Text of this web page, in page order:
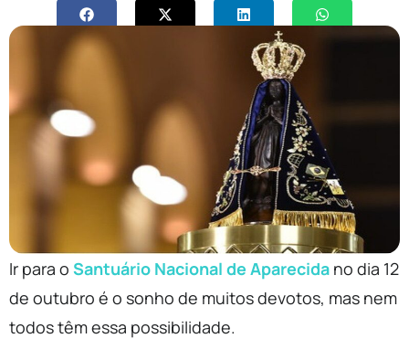
Ir para o Santuário Nacional de Aparecida no dia 12
de outubro é o sonho de muitos devotos, mas nem
todos têm essa possibilidade.